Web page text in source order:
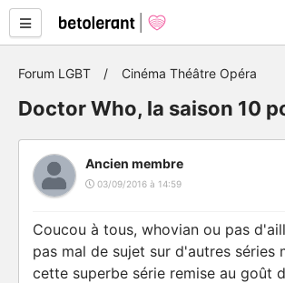
Forum LGBT Cinéma Théâtre Opéra
Doctor Who, la saison 10
Ancien membre
03/09/2016 à 14:59
Coucou à tous, whovian ou pas
pas mal de sujet sur d'autres séries
cette superbe série remise au goût